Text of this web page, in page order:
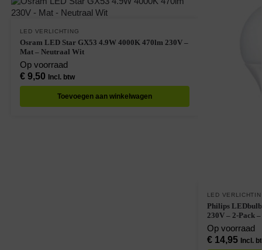
LED VERLICHTING
Osram LED Star GX53 4.9W 4000K 470lm 230V –
Mat – Neutraal Wit
Op voorraad
€9,50 Incl. btw
Toevoegen aan winkelwagen
LED
Philips
230V – 2-Pack
Op voorraad
€14,95 Incl.